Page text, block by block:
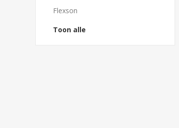
Flexson
Toon alle